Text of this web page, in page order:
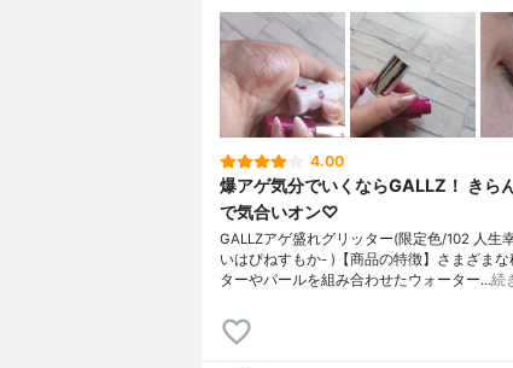
4.00
爆アゲ気分でいくならGALLZ！ きら
で気合いオン♡
GALLZアゲ盛れグリッター(限定色/102 人生
いはぴねすもか- )【商品の特徴】さまざまな
ターやパールを組み合わせたウォーター…続